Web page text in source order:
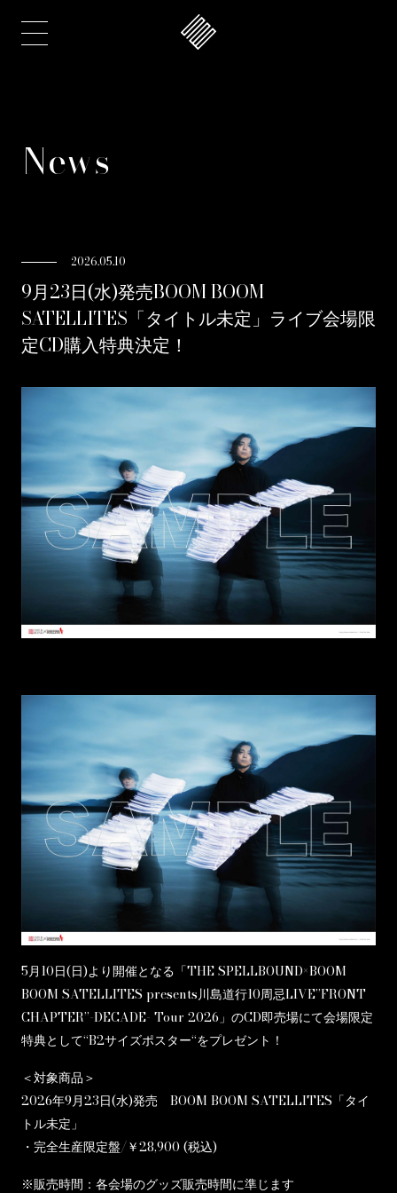
News
2026.05.10
9月23日(水)発売BOOM BOOM
SATELLITES「タイトル未定」ライブ会場限
定CD購入特典決定！
5月10日(日)より開催となる「THE SPELLBOUND×BOOM
BOOM SATELLITES presents川島道行10周忌LIVE”FRONT
CHAPTER”-DECADE- Tour 2026」のCD即売場にて会場限定
特典として“B2サイズポスター“をプレゼント！
＜対象商品＞
2026年9月23日(水)発売 BOOM BOOM SATELLITES「タイ
トル未定」
・完全生産限定盤/￥28,900 (税込)
※販売時間：各会場のグッズ販売時間に準じます